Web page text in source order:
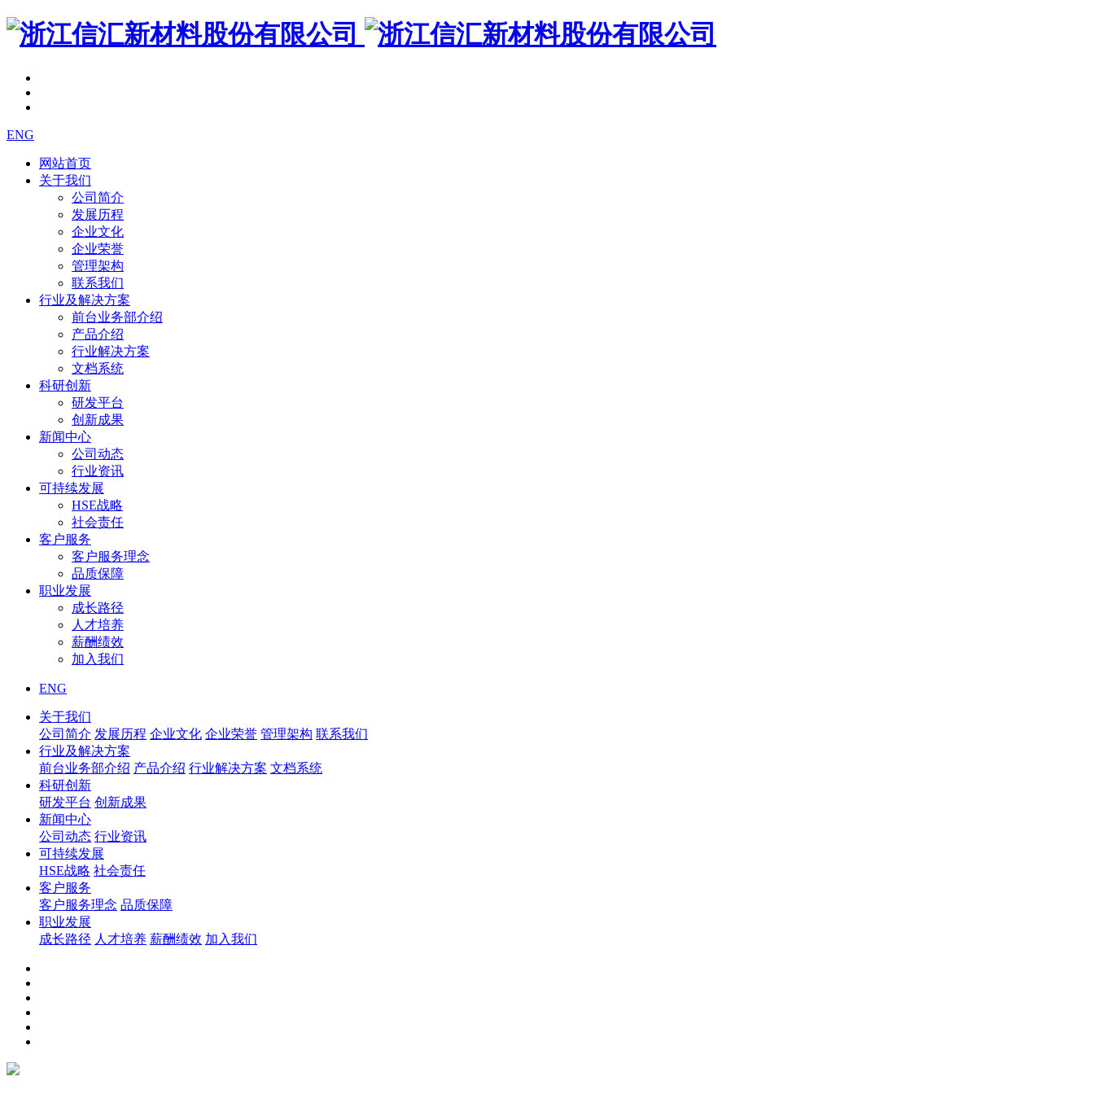
ENG
网站首页
关于我们
公司简介
发展历程
企业文化
企业荣誉
管理架构
联系我们
行业及解决方案
前台业务部介绍
产品介绍
行业解决方案
文档系统
科研创新
研发平台
创新成果
新闻中心
公司动态
行业资讯
可持续发展
HSE战略
社会责任
客户服务
客户服务理念
品质保障
职业发展
成长路径
人才培养
薪酬绩效
加入我们
ENG
关于我们
公司简介 发展历程 企业文化 企业荣誉 管理架构 联系我们
行业及解决方案
前台业务部介绍 产品介绍 行业解决方案 文档系统
科研创新
研发平台 创新成果
新闻中心
公司动态 行业资讯
可持续发展
HSE战略 社会责任
客户服务
客户服务理念 品质保障
职业发展
成长路径 人才培养 薪酬绩效 加入我们